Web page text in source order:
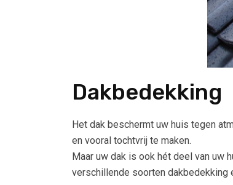
Dakbedekking
Het dak beschermt uw huis tegen
en vooral tochtvrij te maken.
Maar uw dak is ook hét deel van uw
verschillende soorten dakbedekking